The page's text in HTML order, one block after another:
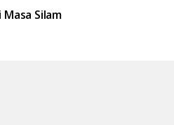
Silam